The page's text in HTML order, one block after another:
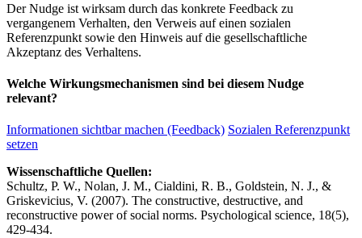
Der Nudge ist wirksam durch das konkrete Feedback zu
vergangenem Verhalten, den Verweis auf einen sozialen
Referenzpunkt sowie den Hinweis auf die gesellschaftliche
Akzeptanz des Verhaltens.
Welche Wirkungsmechanismen sind bei diesem Nudge
relevant?
Informationen sichtbar machen (Feedback) Sozialen Referenzpunkt
setzen
Wissenschaftliche Quellen:
Schultz, P. W., Nolan, J. M., Cialdini, R. B., Goldstein, N. J., &
Griskevicius, V. (2007). The constructive, destructive, and
reconstructive power of social norms. Psychological science, 18(5),
429-434.